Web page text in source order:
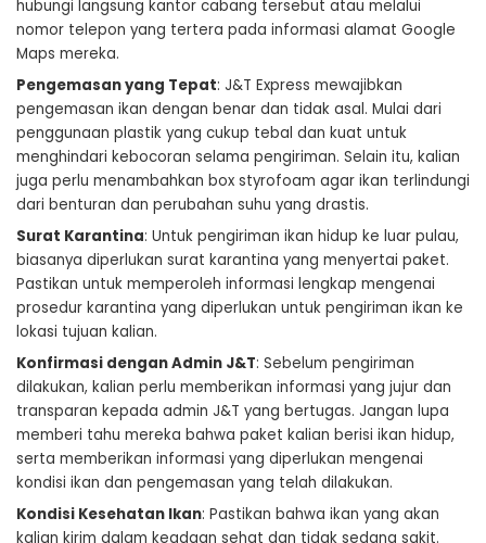
hubungi langsung kantor cabang tersebut atau melalui
nomor telepon yang tertera pada informasi alamat Google
Maps mereka.
Pengemasan yang Tepat: J&T Express mewajibkan
pengemasan ikan dengan benar dan tidak asal. Mulai dari
penggunaan plastik yang cukup tebal dan kuat untuk
menghindari kebocoran selama pengiriman. Selain itu, kalian
juga perlu menambahkan box styrofoam agar ikan terlindungi
dari benturan dan perubahan suhu yang drastis.
Surat Karantina: Untuk pengiriman ikan hidup ke luar pulau,
biasanya diperlukan surat karantina yang menyertai paket.
Pastikan untuk memperoleh informasi lengkap mengenai
prosedur karantina yang diperlukan untuk pengiriman ikan ke
lokasi tujuan kalian.
Konfirmasi dengan Admin J&T: Sebelum pengiriman
dilakukan, kalian perlu memberikan informasi yang jujur dan
transparan kepada admin J&T yang bertugas. Jangan lupa
memberi tahu mereka bahwa paket kalian berisi ikan hidup,
serta memberikan informasi yang diperlukan mengenai
kondisi ikan dan pengemasan yang telah dilakukan.
Kondisi Kesehatan Ikan: Pastikan bahwa ikan yang akan
kalian kirim dalam keadaan sehat dan tidak sedang sakit.